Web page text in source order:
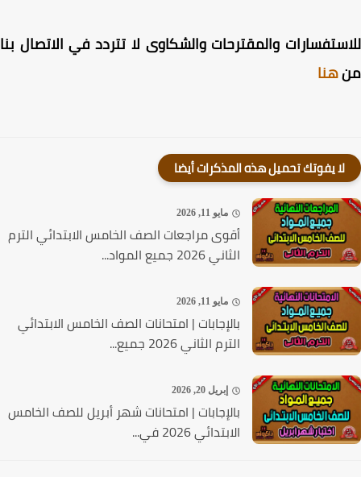
والمقترحات والشكاوى لا تتردد في الاتصال بنا
هنا
لا يفوتك تحميل هذه المذكرات أيضا
مايو 11, 2026
أقوى مراجعات الصف الخامس الابتدائي الترم
الثاني 2026 جميع المواد...
مايو 11, 2026
بالإجابات | امتحانات الصف الخامس الابتدائي
الترم الثاني 2026 جميع...
إبريل 20, 2026
بالإجابات | امتحانات شهر أبريل للصف الخامس
الابتدائي 2026 في...